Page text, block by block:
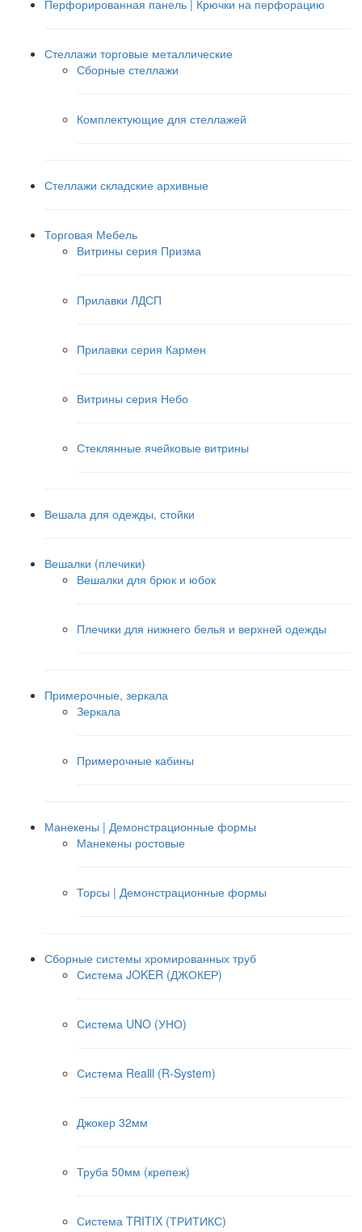
Перфорированная панель | Крючки на перфорацию
Стеллажи торговые металлические
Сборные стеллажи
Комплектующие для стеллажей
Стеллажи складские архивные
Торговая Мебель
Витрины серия Призма
Прилавки ЛДСП
Прилавки серия Кармен
Витрины серия Небо
Стеклянные ячейковые витрины
Вешала для одежды, стойки
Вешалки (плечики)
Вешалки для брюк и юбок
Плечики для нижнего белья и верхней одежды
Примерочные, зеркала
Зеркала
Примерочные кабины
Манекены | Демонстрационные формы
Манекены ростовые
Торсы | Демонстрационные формы
Сборные системы хромированных труб
Система JOKER (ДЖОКЕР)
Система UNO (УНО)
Система Realll (R-System)
Джокер 32мм
Труба 50мм (крепеж)
Система TRITIX (ТРИТИКС)